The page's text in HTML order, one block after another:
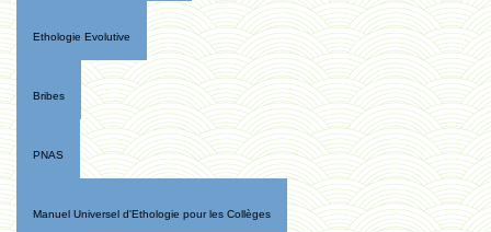
Ethologie Evolutive
Bribes
PNAS
Manuel Universel d'Ethologie pour les Collèges